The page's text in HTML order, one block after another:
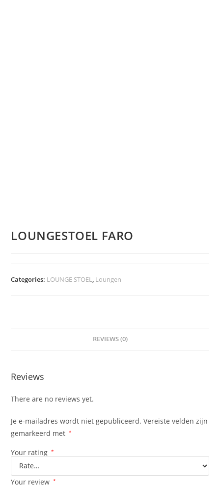
LOUNGESTOEL FARO
Categories: LOUNGE STOEL, Loungen
REVIEWS (0)
Reviews
There are no reviews yet.
Je e-mailadres wordt niet gepubliceerd. Vereiste velden zijn
gemarkeerd met *
Your rating *
Your review *